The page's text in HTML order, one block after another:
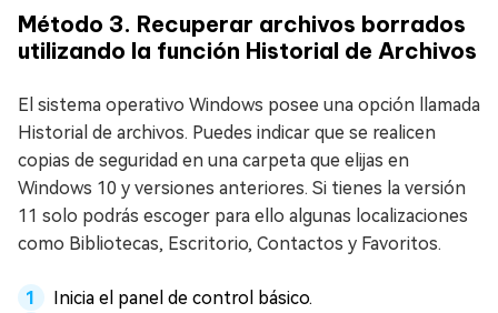
Método 3. Recuperar archivos borrados
utilizando la función Historial de Archivos
El sistema operativo Windows posee una opción llamada
Historial de archivos. Puedes indicar que se realicen
copias de seguridad en una carpeta que elijas en
Windows 10 y versiones anteriores. Si tienes la versión
11 solo podrás escoger para ello algunas localizaciones
como Bibliotecas, Escritorio, Contactos y Favoritos.
Inicia el panel de control básico.